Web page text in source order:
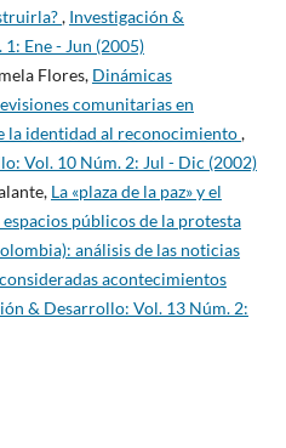
, Investigación &
Ene - Jun (2005)
Flores, Dinámicas
comunitarias en
la identidad al reconocimiento,
Vol. 10 Núm. 2: Jul - Dic (2002)
La «plaza de la paz» y el
públicos de la protesta
análisis de las noticias
acontecimientos
& Desarrollo: Vol. 13 Núm. 2: